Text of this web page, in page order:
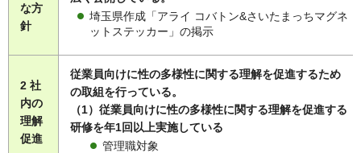
な方
針
埼玉県作成「アライ コバトン&さいたまっちマグネ
ットステッカー」の掲示
2 社
内の
理解
促進
従業員向けに性の多様性に関する理解を促進するため
の取組を行っている。
（1）従業員向けに性の多様性に関する理解を促進する
研修を年1回以上実施している
管理職対象